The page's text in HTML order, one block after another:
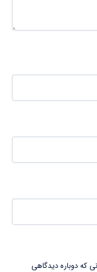
که دوباره دیدگاهی